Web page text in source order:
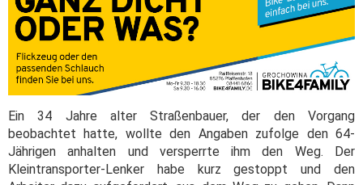
Ein 34 Jahre alter Straßenbauer, der den Vorgang
beobachtet hatte, wollte den Angaben zufolge den 64-
Jährigen anhalten und versperrte ihm den Weg. Der
Kleintransporter-Lenker habe kurz gestoppt und den